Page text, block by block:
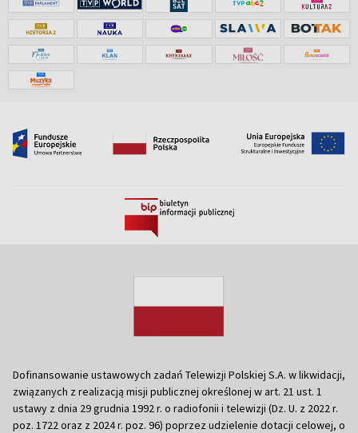
Dofinansowanie ustawowych zadań Telewizji Polskiej S.A. w likwidacji,
związanych z realizacją misji publicznej określonej w art. 21 ust. 1
ustawy z dnia 29 grudnia 1992 r. o radiofonii i telewizji (Dz. U. z 2022 r.
poz. 1722 oraz z 2024 r. poz. 96) poprzez udzielenie dotacji celowej, o